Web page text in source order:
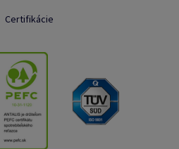
Certifikácie